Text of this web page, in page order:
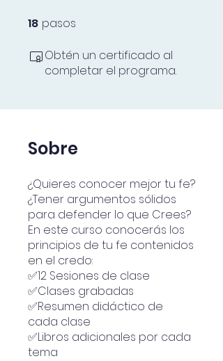
18 pasos
Obtén un certificado al
completar el programa.
Sobre
¿Quieres conocer mejor tu fe?
¿Tener argumentos sólidos
para defender lo que Crees?
En este curso conocerás los
principios de tu fe contenidos
en el credo:
✅12 Sesiones de clase
✅Clases grabadas
✅Resumen didáctico de
cada clase
✅Libros adicionales por cada
tema